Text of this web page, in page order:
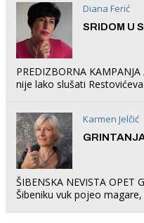
Diana Ferić
SRIDOM U
PREDIZBORNA
nije lako slušati
Karmen Jelčić
ŠIBENSKA NEVISTA OPET
Šibeniku vuk pojeo